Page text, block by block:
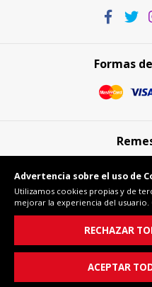
Formas
Advertencia sobre el uso de
Utilizamos cookies propias y de
mejorar la experiencia del usuario.
RECHAZAR
ACEPTAR